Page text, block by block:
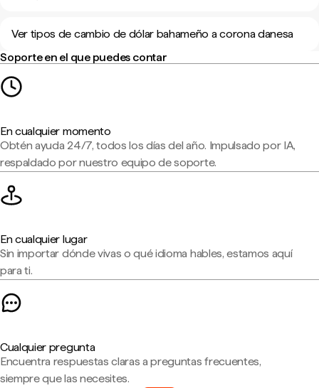
Ver tipos de cambio de dólar bahameño a corona danesa
Soporte en el que puedes contar
En cualquier momento
Obtén ayuda 24/7, todos los días del año. Impulsado por IA,
respaldado por nuestro equipo de soporte.
En cualquier lugar
Sin importar dónde vivas o qué idioma hables, estamos aquí
para ti.
Cualquier pregunta
Encuentra respuestas claras a preguntas frecuentes,
siempre que las necesites.